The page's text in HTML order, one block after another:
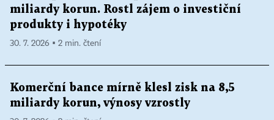
miliardy korun. Rostl zájem o investiční
produkty i hypotéky
30. 7. 2026 ▪ 2 min. čtení
Komerční bance mírně klesl zisk na 8,5
miliardy korun, výnosy vzrostly